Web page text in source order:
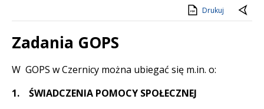
Drukuj
Zadania GOPS
Treść
W GOPS w Czernicy można ubiegać się m.in. o:
1. ŚWIADCZENIA POMOCY SPOŁECZNEJ